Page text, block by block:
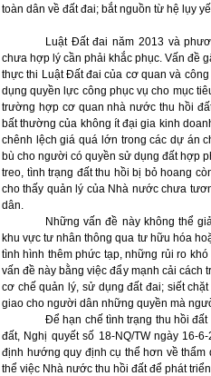
toàn dân về đất đai; bắt nguồn từ hệ lụy
Luật Đất đai năm 2013 và
chưa hợp lý cần phải khắc phục. Vấn đề
thực thi Luật Đất đai của cơ quan và
dụng quyền lực công phục vụ cho mục
trường hợp cơ quan nhà nước thu hồi
bất thường của không ít đại gia kinh
chênh lệch giá quá lớn trong các dự án
bù cho người có quyền sử dụng đất hợp
treo, tình trạng đất thu hồi bị bỏ hoang
cho thấy quản lý của Nhà nước chưa
dân.
Những vấn đề này không thể
khu vực tư nhân thông qua tư hữu hóa
tình hình thêm phức tạp, những rủi ro
vấn đề này bằng việc đẩy mạnh cải cách
cơ chế quản lý, sử dụng đất đai; siết
giao cho người dân những quyền mà
Để hạn chế tình trạng thu hồi
đất, Nghị quyết số 18-NQ/TW ngày 16-
định hướng quy định cụ thể hơn về thẩm
thể việc Nhà nước thu hồi đất để phát